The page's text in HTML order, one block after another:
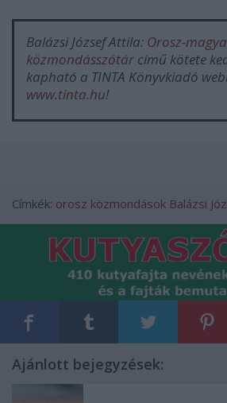
Balázsi József Attila: Orosz-
közmondásszótár című kötete
kapható a TINTA Könyvkiadó
www.tinta.hu!
Címkék: orosz közmondások Balázsi
Ajánlott bejegyzések: